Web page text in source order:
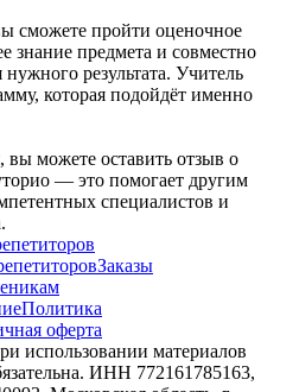
сможете пройти оценочное
знание предмета и совместно
результата. Учитель
которая подойдёт именно
вы можете оставить отзыв о
— это помогает другим
специалистов и
Заказы
Политика
оферта
использовании материалов
ИНН 772161785163,